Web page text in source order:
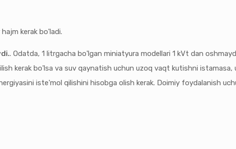
kerak bo'ladi.
. Odatda, 1 litrgacha bo'lgan miniatyura modellari 1 kVt dan
kerak bo'lsa va suv qaynatish uchun uzoq vaqt kutishni
iste'mol qilishini hisobga olish kerak. Doimiy foydalanish